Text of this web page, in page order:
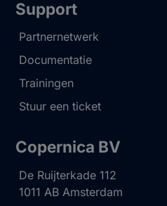
Support
Partnernetwerk
Documentatie
Trainingen
Stuur een ticket
Copernica BV
De Ruijterkade 112
1011 AB Amsterdam